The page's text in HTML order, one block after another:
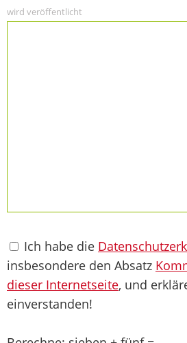
wird veröffentlicht
Ich habe die
insbesondere den Absatz
dieser Internetseite, und
einverstanden!